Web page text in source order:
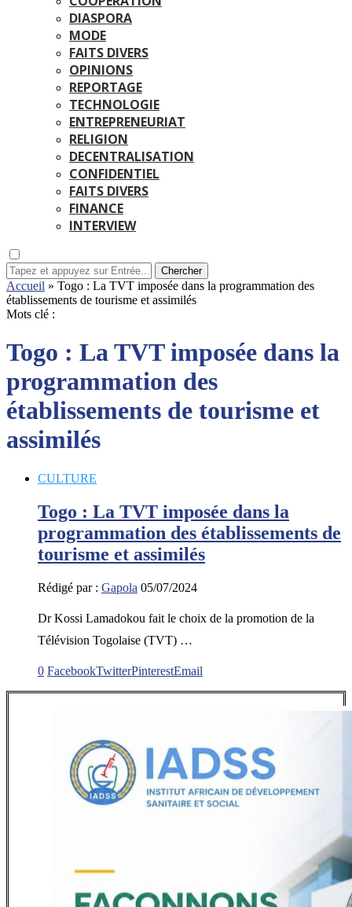
DIASPORA
MODE
FAITS DIVERS
OPINIONS
REPORTAGE
TECHNOLOGIE
ENTREPRENEURIAT
RELIGION
DECENTRALISATION
CONFIDENTIEL
FAITS DIVERS
FINANCE
INTERVIEW
Chercher
Accueil » Togo : La TVT imposée dans la programmation des
établissements de tourisme et assimilés
Mots clé :
Togo : La TVT imposée dans la
programmation des
établissements de tourisme et
assimilés
CULTURE
Togo : La TVT imposée dans la
programmation des établissements de
tourisme et assimilés
Rédigé par : Gapola 05/07/2024
Dr Kossi Lamadokou fait le choix de la promotion de la
Télévision Togolaise (TVT) …
0 FacebookTwitterPinterestEmail